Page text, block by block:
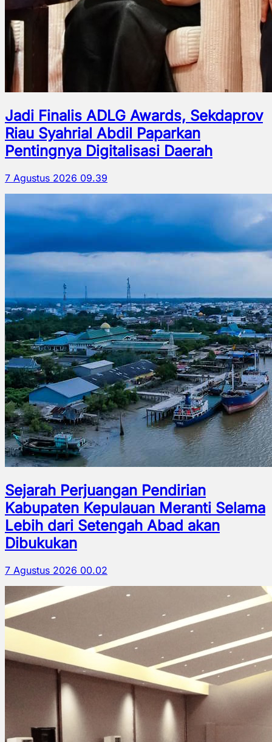
Jadi Finalis ADLG Awards, Sekdaprov
Riau Syahrial Abdil Paparkan
Pentingnya Digitalisasi Daerah
7 Agustus 2026 09.39
Sejarah Perjuangan Pendirian
Kabupaten Kepulauan Meranti Selama
Lebih dari Setengah Abad akan
Dibukukan
7 Agustus 2026 00.02